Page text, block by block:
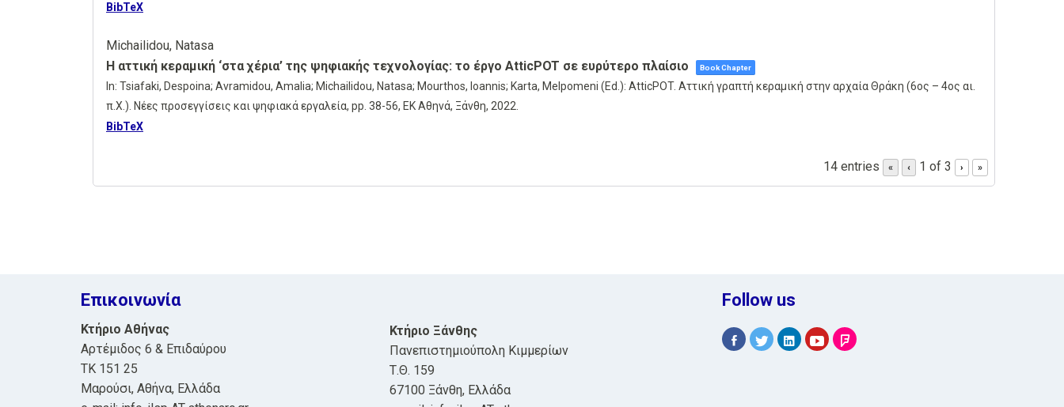
BibTeX
Michailidou, Natasa
Η αττική κεραμική ‘στα χέρια’ της ψηφιακής τεχνολογίας: το έργο AtticPOT σε ευρύτερο πλαίσιο
Book Chapter
In: Tsiafaki, Despoina; Avramidou, Amalia; Michailidou, Natasa; Mourthos, Ioannis; Karta, Melpomeni (Ed.): AtticPOT. Αττική γραπτή κεραμική στην αρχαία Θράκη (6ος – 4ος αι.
π.Χ.). Νέες προσεγγίσεις και ψηφιακά εργαλεία, pp. 38-56, ΕΚ Αθηνά, Ξάνθη, 2022
BibTeX
14 entries « ‹ 1 of 3 › »
Επικοινωνία
Κτήριο Αθήνας
Αρτέμιδος 6 & Επιδαύρου
ΤΚ 151 25
Μαρούσι, Αθήνα, Ελλάδα
Κτήριο Ξάνθης
Πανεπιστημιούπολη Κιμμερίων
Τ.Θ. 159
67100 Ξάνθη, Ελλάδα
Follow us